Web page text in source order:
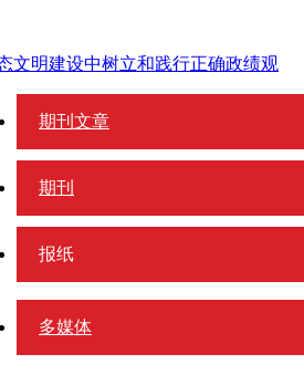
文明建设中树立和践行正确政绩观
期刊文章
期刊
报纸
多媒体